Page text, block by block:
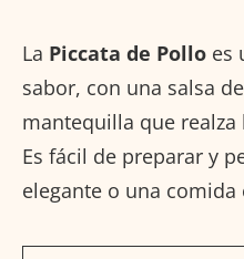
La Piccata de Pollo es
sabor, con una salsa
mantequilla que
Es fácil de preparar y
elegante o una comida